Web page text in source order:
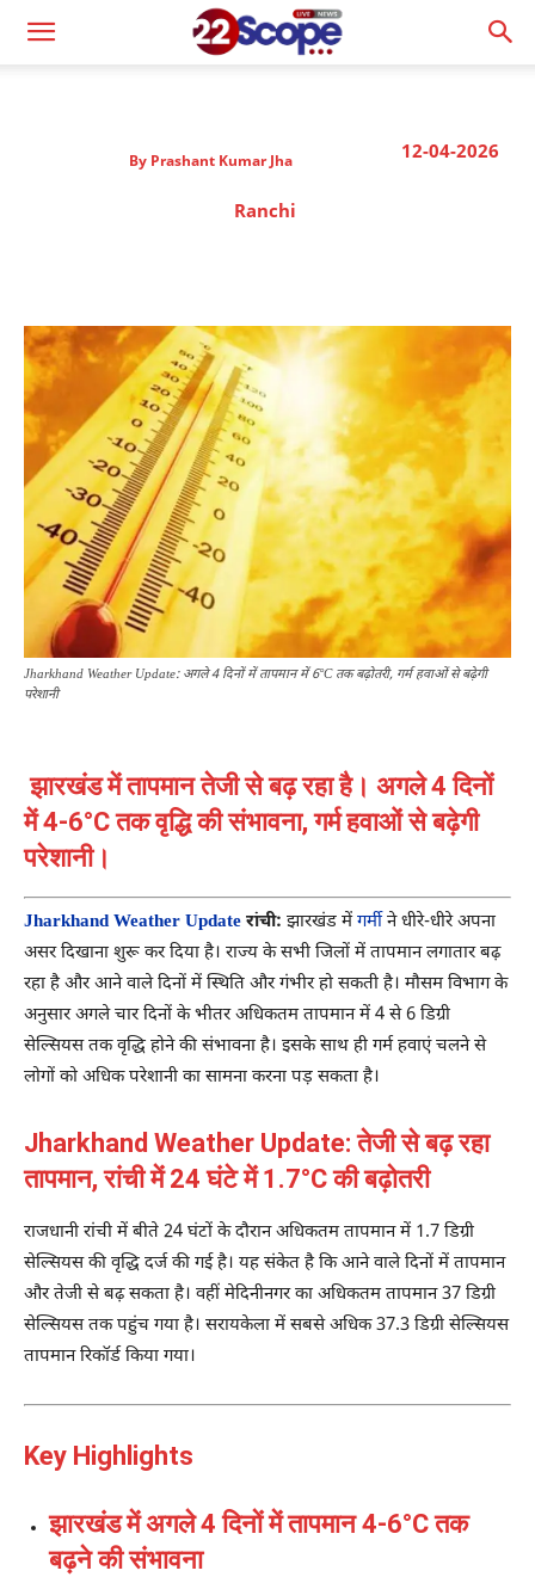
12-04-2026
By Prashant Kumar Jha
Ranchi
Jharkhand Weather Update: अगले 4 दिनों में तापमान में 6°C तक बढ़ोतरी, गर्म हवाओं से बढ़ेगी
परेशानी
झारखंड में तापमान तेजी से बढ़ रहा है। अगले 4 दिनों
में 4-6°C तक वृद्धि की संभावना, गर्म हवाओं से बढ़ेगी
परेशानी।
Jharkhand Weather Update रांची: झारखंड मेंगर्मीने धीरे-धीरे अपना
असर दिखाना शुरू कर दिया है। राज्य के सभी जिलों में तापमान लगातार बढ़
रहा है और आने वाले दिनों में स्थिति और गंभीर हो सकती है। मौसम विभाग के
अनुसार अगले चार दिनों के भीतर अधिकतम तापमान में 4 से 6 डिग्री
सेल्सियस तक वृद्धि होने की संभावना है। इसके साथ ही गर्म हवाएं चलने से
लोगों को अधिक परेशानी का सामना करना पड़ सकता है।
Jharkhand Weather Update: तेजी से बढ़ रहा
तापमान, रांची में 24 घंटे में 1.7°C की बढ़ोतरी
राजधानी रांची में बीते 24 घंटों के दौरान अधिकतम तापमान में 1.7 डिग्री
सेल्सियस की वृद्धि दर्ज की गई है। यह संकेत है कि आने वाले दिनों में तापमान
और तेजी से बढ़ सकता है। वहीं मेदिनीनगर का अधिकतम तापमान 37 डिग्री
सेल्सियस तक पहुंच गया है। सरायकेला में सबसे अधिक 37.3 डिग्री सेल्सियस
तापमान रिकॉर्ड किया गया।
Key Highlights
झारखंड में अगले 4 दिनों में तापमान 4-6°C तक
बढ़ने की संभावना